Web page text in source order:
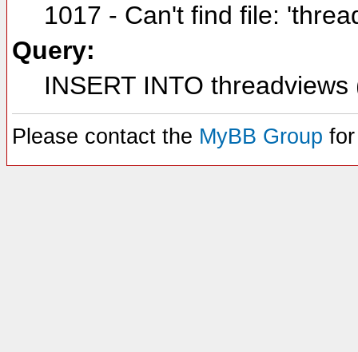
1017 - Can't find file:
Query:
INSERT INTO
Please contact the MyBB Group